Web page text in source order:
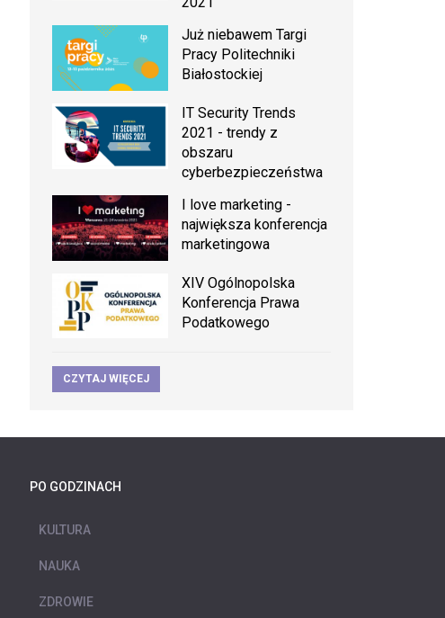
Już niebawem Targi
Pracy Politechniki
Białostockiej
IT Security Trends
2021 - trendy z
obszaru
cyberbezpieczeństwa
I love marketing -
największa konferencja
marketingowa
XIV Ogólnopolska
Konferencja Prawa
Podatkowego
CZYTAJ WIĘCEJ
PO GODZINACH
KULTURA
NAUKA
ZDROWIE